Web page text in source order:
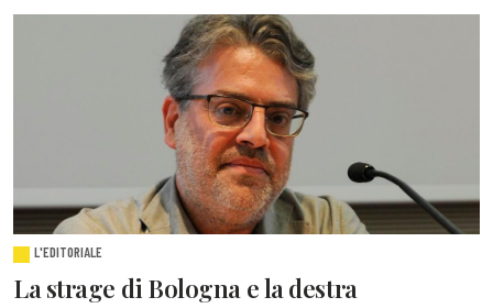
L'EDITORIALE
La strage di Bologna e la destra